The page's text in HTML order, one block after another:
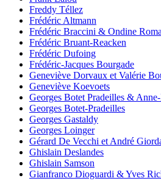
Freddy Téllez
Frédéric Altmann
Frédéric Braccini & Ondine
Frédéric Bruant-Reacken
Frédéric Dufoing
Frédéric-Jacques Bourgade
Geneviève Dorvaux et Valérie
Geneviève Koevoets
Georges Botet Pradeilles &
Georges Botet-Pradeilles
Georges Gastaldy
Georges Loinger
Gérard De Vecchi et André
Ghislain Deslandes
Ghislain Samson
Gianfranco Dioguardi & Yves